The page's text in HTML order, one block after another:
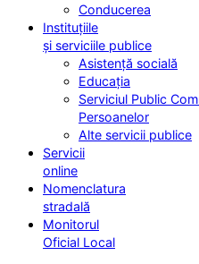
Conducerea
Instituțiile
și serviciile publice
Asistență socială
Educația
Serviciul Public
Persoanelor
Alte servicii publice
Servicii
online
Nomenclatura
stradală
Monitorul
Oficial Local